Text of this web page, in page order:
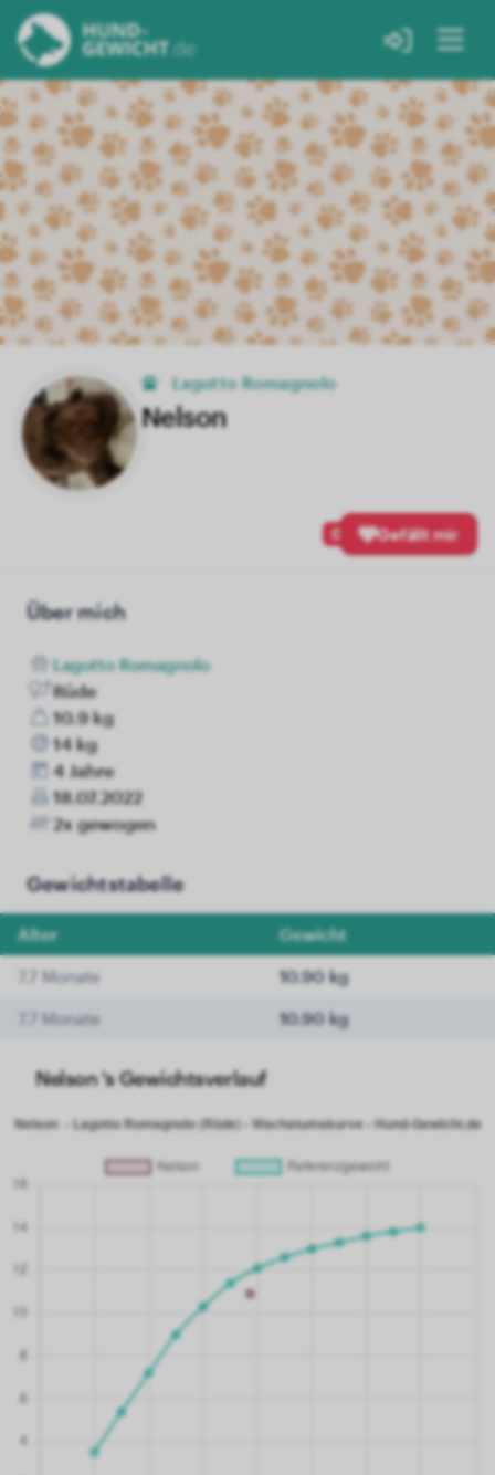
Lagotto Romagnolo
Nelson
0 Gefällt mir
Über mich
Lagotto Romagnolo
Rüde
10.9 kg
14 kg
4 Jahre
18.07.2022
2x gewogen
Gewichtstabelle
Alter Gewicht
7.7 Monate 10.90 kg
7.7 Monate 10.90 kg
Nelson 's Gewichtsverlauf